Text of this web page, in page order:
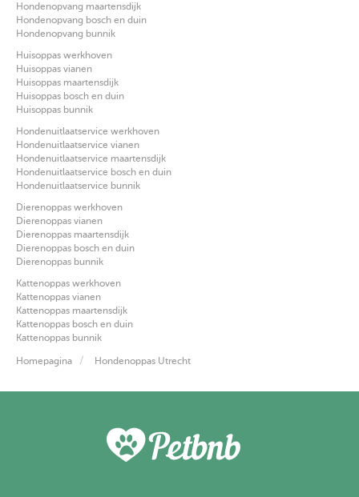
Hondenopvang maartensdijk
Hondenopvang bosch en duin
Hondenopvang bunnik
Huisoppas werkhoven
Huisoppas vianen
Huisoppas maartensdijk
Huisoppas bosch en duin
Huisoppas bunnik
Hondenuitlaatservice werkhoven
Hondenuitlaatservice vianen
Hondenuitlaatservice maartensdijk
Hondenuitlaatservice bosch en duin
Hondenuitlaatservice bunnik
Dierenoppas werkhoven
Dierenoppas vianen
Dierenoppas maartensdijk
Dierenoppas bosch en duin
Dierenoppas bunnik
Kattenoppas werkhoven
Kattenoppas vianen
Kattenoppas maartensdijk
Kattenoppas bosch en duin
Kattenoppas bunnik
Homepagina Hondenoppas Utrecht